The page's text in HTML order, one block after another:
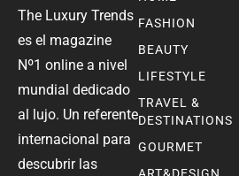
The Luxury Trends
es el magazine
Nº1 online a nivel
mundial dedicado
al lujo. Un referente
internacional para
descubrir las
FASHION
BEAUTY
LIFESTYLE
TRAVEL &
DESTINATIONS
GOURMET
ART&DESIGN